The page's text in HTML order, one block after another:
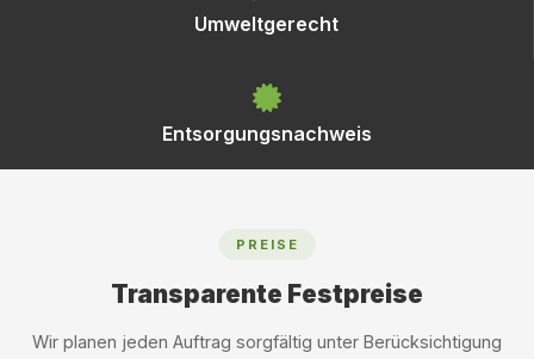
Umweltgerecht
Entsorgungsnachweis
PREISE
Transparente Festpreise
Wir planen jeden Auftrag sorgfältig unter Berücksichtigung